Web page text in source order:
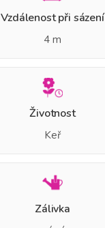
Vzdálenost při sázení
4 m
Životnost
Keř
Zálivka